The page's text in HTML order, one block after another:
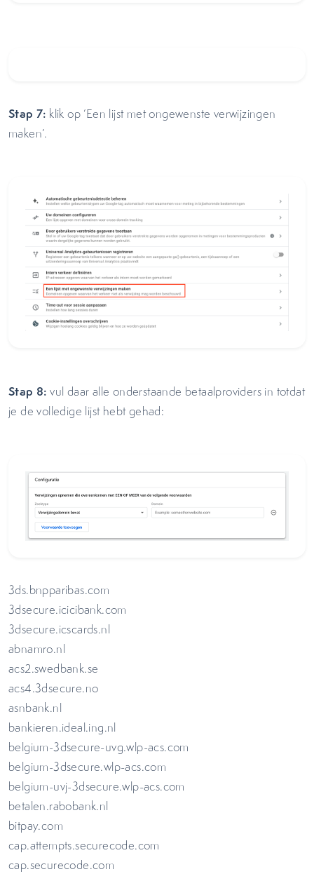
Stap 7: klik op ‘Een lijst met ongewenste verwijzingen
maken’.
Stap 8: vul daar alle onderstaande betaalproviders in totdat
je de volledige lijst hebt gehad:
3ds.bnpparibas.com
3dsecure.icicibank.com
3dsecure.icscards.nl
abnamro.nl
acs2.swedbank.se
acs4.3dsecure.no
asnbank.nl
bankieren.ideal.ing.nl
belgium-3dsecure-uvg.wlp-acs.com
belgium-3dsecure.wlp-acs.com
belgium-uvj-3dsecure.wlp-acs.com
betalen.rabobank.nl
bitpay.com
cap.attempts.securecode.com
cap.securecode.com